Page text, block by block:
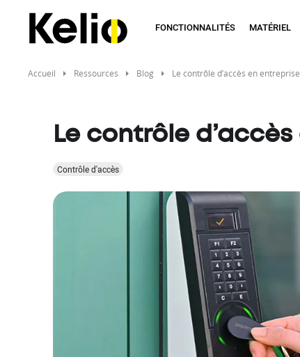
contenu
FONCTIONNALITÉS MATÉRIEL
Accueil Ressources Blog Le contrôle d’accès en entreprise
Le contrôle
Contrôle d'accès